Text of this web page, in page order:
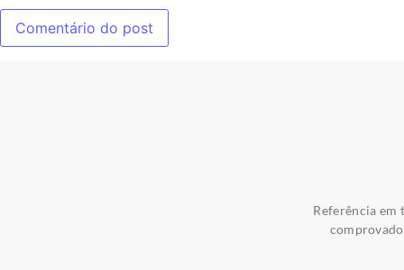
Referência em